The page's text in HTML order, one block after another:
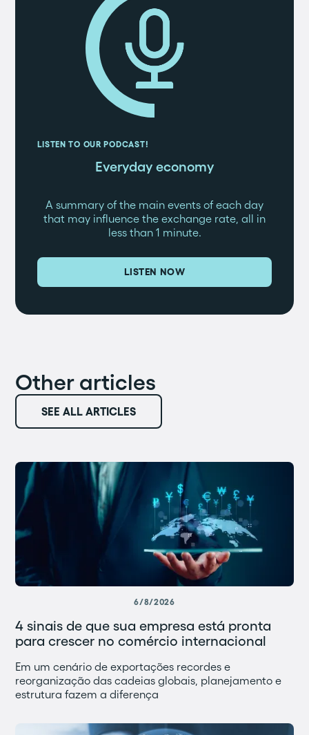
LISTEN TO OUR PODCAST!
Everyday economy
A summary of the main events of each day
that may influence the exchange rate, all in
less than 1 minute.
LISTEN NOW
Other articles
SEE ALL ARTICLES
6/8/2026
4 sinais de que sua empresa está pronta
para crescer no comércio internacional
Em um cenário de exportações recordes e
reorganização das cadeias globais, planejamento e
estrutura fazem a diferença